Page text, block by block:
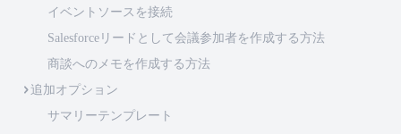
イベントソースを接続
Salesforceリードとして会議参加者を作成する方法
商談へのメモを作成する方法
追加オプション
サマリーテンプレート